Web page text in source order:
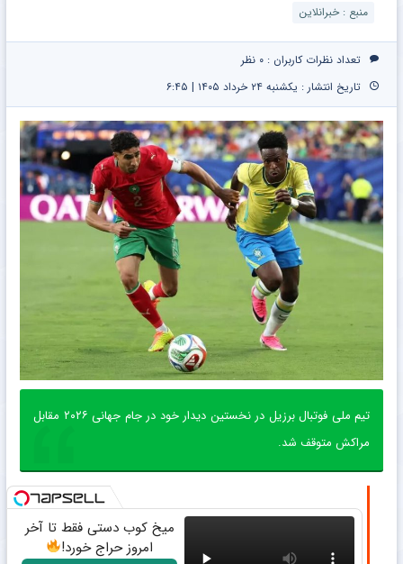
منبع : خبرانلاین
تعداد نظرات کاربران : ۰ نظر
تاریخ انتشار : یکشنبه ۲۴ خرداد ۱۴۰۵ | ۶:۴۵
تیم ملی فوتبال برزیل در نخستین دیدار خود در جام جهانی ۲۰۲۶ مقابل
مراکش متوقف شد.
میخ کوب دستی فقط تا آخر
امروز حراج خورد!